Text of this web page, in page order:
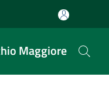
Maggiore